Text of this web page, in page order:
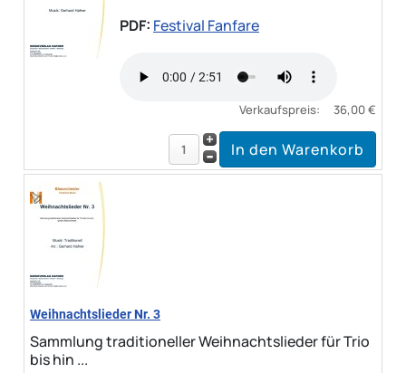
PDF: Festival Fanfare
Verkaufspreis: 36,00 €
Weihnachtslieder Nr. 3
Sammlung traditioneller Weihnachtslieder für Trio
bis hin ...